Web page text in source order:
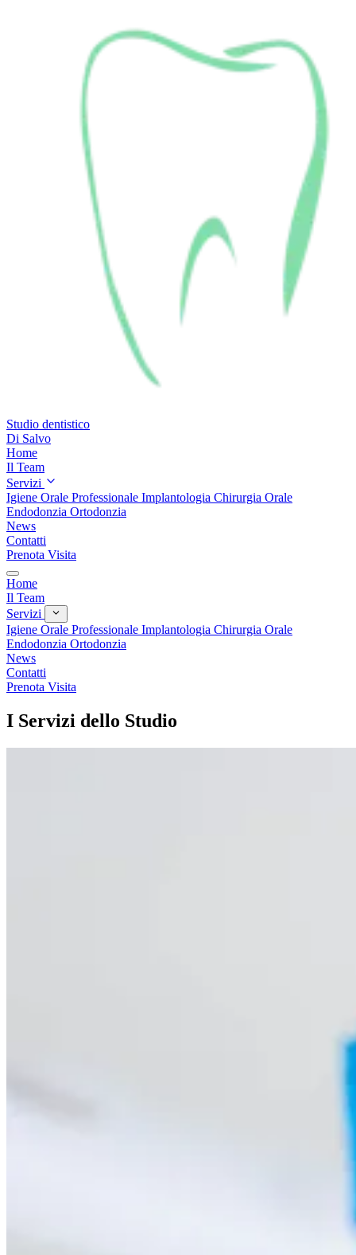
Studio dentistico
Di Salvo
Home
Il Team
Servizi
Igiene Orale Professionale Implantologia Chirurgia Orale
Endodonzia Ortodonzia
News
Contatti
Prenota Visita
Home
Il Team
Servizi
Igiene Orale Professionale Implantologia Chirurgia Orale
Endodonzia Ortodonzia
News
Contatti
Prenota Visita
I Servizi dello Studio